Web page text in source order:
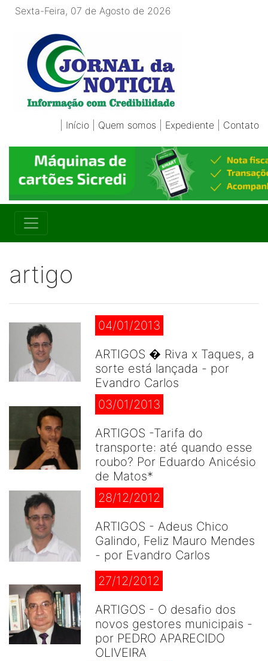
Sexta-Feira, 07 de Agosto de 2026
Início Quem somos Expediente Contato
artigo
04/01/2013
ARTIGOS � Riva x Taques, a
sorte está lançada - por
Evandro Carlos
03/01/2013
ARTIGOS -Tarifa do
transporte: até quando esse
roubo? Por Eduardo Anicésio
de Matos*
28/12/2012
ARTIGOS - Adeus Chico
Galindo, Feliz Mauro Mendes
- por Evandro Carlos
27/12/2012
ARTIGOS - O desafio dos
novos gestores municipais -
por PEDRO APARECIDO
OLIVEIRA